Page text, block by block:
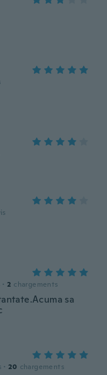
· 2 chargements
sa
· 20 chargements